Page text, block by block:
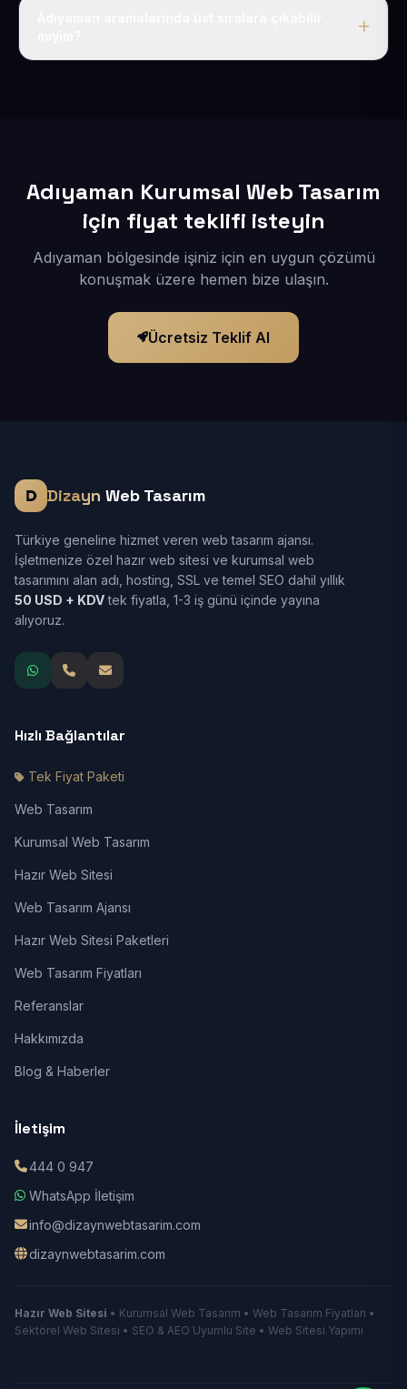
Adıyaman Kurumsal Web Tasarım
için fiyat teklifi isteyin
Adıyaman bölgesinde işiniz için en uygun çözümü
konuşmak üzere hemen bize ulaşın.
Ücretsiz Teklif Al
Dizayn Web Tasarım
Türkiye geneline hizmet veren web tasarım ajansı.
İşletmenize özel hazır web sitesi ve kurumsal web
tasarımını alan adı, hosting, SSL ve temel SEO dahil yıllık
50 USD + KDVtek fiyatla, 1-3 iş günü içinde yayına
alıyoruz.
Hızlı Bağlantılar
Tek Fiyat Paketi
Web Tasarım
Kurumsal Web Tasarım
Hazır Web Sitesi
Web Tasarım Ajansı
Hazır Web Sitesi Paketleri
Web Tasarım Fiyatları
Referanslar
Hakkımızda
Blog & Haberler
İletişim
444 0 947
WhatsApp İletişim
info@dizaynwebtasarim.com
dizaynwebtasarim.com
Hazır Web Sitesi • Kurumsal Web Tasarım • Web Tasarım Fiyatları •
Sektörel Web Sitesi • SEO & AEO Uyumlu Site • Web Sitesi Yapımı